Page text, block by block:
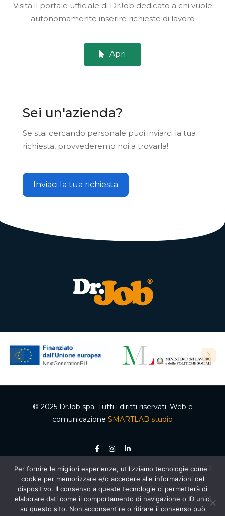
Visita il portale ufficiale di DrJob dedicato a chi vuole
autonomamente inserire richieste di lavoro
Apri
Sei un'azienda?
Se stai cercando personale puoi inviarci la tua
richiesta, provvederemo noi a trovarla!
Inviaci la tua richiesta
© 2025 DrJob spa. Tutti i diritti riservati. Web e
comunicazione SMARTLAB studio
P.IVA 04502150610 – Codice REA 332192 – Capitale sociale €50.000,00 i.v.
Ente accreditato dalla Regione Campania per le attività di formazione e
orientamento, decreto n. 2 del 05.012020, cod. organismo 03200/12/20. Agenzia per il
lavoro autorizzata dal Ministero del Lavoro e delle Politiche Sociali – Sezione 4
(Ricerca e selezione del personale) – AUT. MIN. PROT. R.0000159.30.11.2020 – Piano
Nazionale di Ripresa e Resilienza (PNRR)
, Missione 5 “Inclusione e coesione”,
Componente 1 “Politiche per il Lavoro”, Riforma 1.1 “Politiche Attive del Lavoro e
Per fornire le migliori esperienze, utilizziamo tecnologie come i
cookie per memorizzare e/o accedere alle informazioni del
dispositivo. Il consenso a queste tecnologie ci permetterà di
elaborare dati come il comportamento di navigazione o ID unici
su questo sito. Non acconsentire o ritirare il consenso può